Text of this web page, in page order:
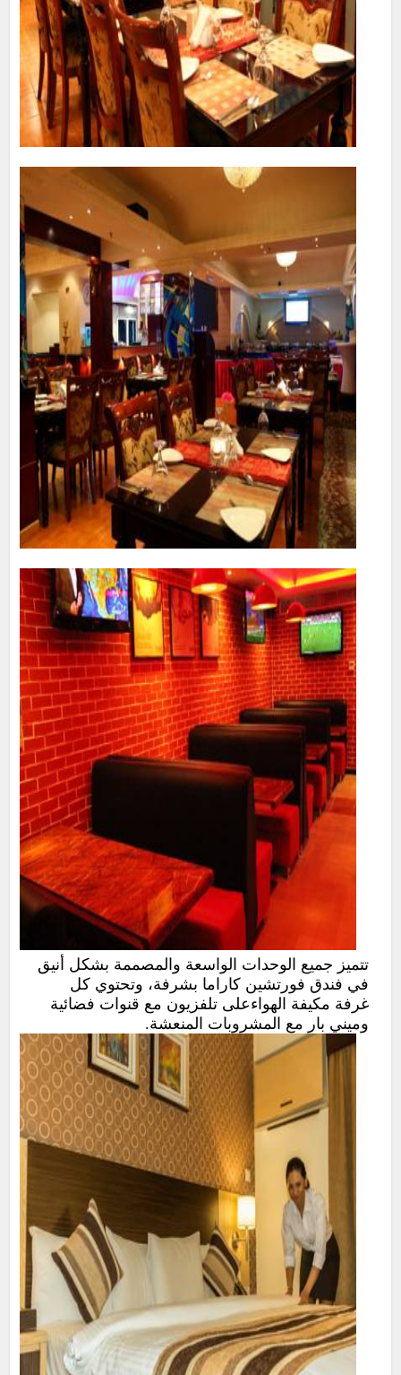
تتميز جميع الوحدات الواسعة والمصممة بشكل أنيق
في فندق فورتشين كاراما بشرفة، وتحتوي كل
غرفة مكيفة الهواءعلى تلفزيون مع قنوات فضائية
وميني بار مع المشروبات المنعشة.